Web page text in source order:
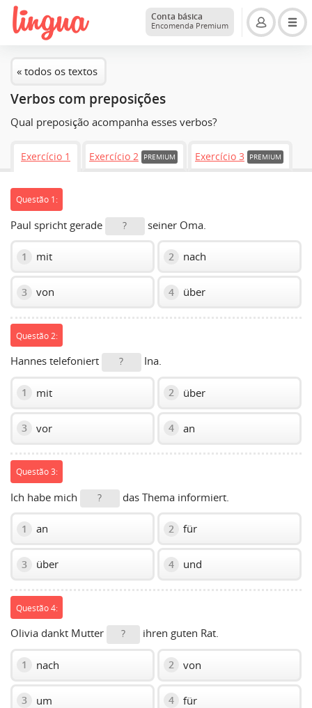
Conta básica
Encomenda Premium
« todos os textos
Verbos com preposições
Qual preposição acompanha esses verbos?
Exercício 1 Exercício 2 PREMIUM Exercício 3 PREMIUM
Questão 1:
Paul spricht gerade ? seiner Oma.
1 mit 2 nach
3 von 4 über
Questão 2:
Hannes telefoniert ? Ina.
1 mit 2 über
3 vor 4 an
Questão 3:
Ich habe mich ? das Thema informiert.
1 an 2 für
3 über 4 und
Questão 4:
Olivia dankt Mutter ? ihren guten Rat.
1 nach 2 von
3 um 4 für